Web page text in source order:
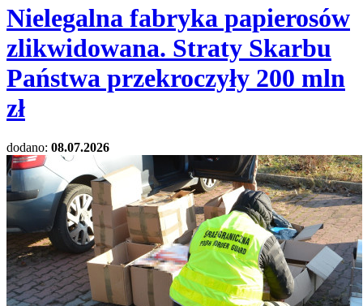
Nielegalna fabryka papierosów
zlikwidowana. Straty Skarbu
Państwa przekroczyły 200 mln
zł
dodano: 08.07.2026